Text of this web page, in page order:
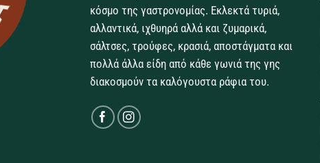
κόσμο της γαστρονομίας. Εκλεκτά τυριά,
αλλαντικά, ιχθυηρά αλλά και ζυμαρικά,
σάλτσες, τρούφες, κρασιά, αποστάγματα και
πολλά άλλα είδη από κάθε γωνιά της γης
διακοσμούν τα καλόγουστα ράφια του.